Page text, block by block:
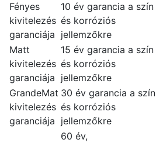
Fényes
kivitelezés
garanciája
10 év garancia a szín
és korróziós
jellemzőkre
Matt
kivitelezés
garanciája
15 év garancia a szín
és korróziós
jellemzőkre
GrandeMat
kivitelezés
garanciája
30 év garancia a szín
és korróziós
jellemzőkre
60 év,